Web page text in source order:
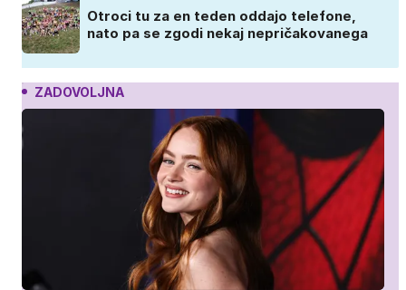
Otroci tu za en teden oddajo telefone,
nato pa se zgodi nekaj nepričakovanega
ZADOVOLJNA